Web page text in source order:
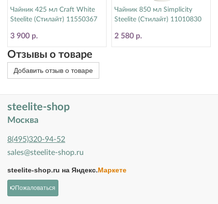
Чайник 425 мл Craft White
Steelite (Стилайт) 11550367
3 900 р.
Чайник 850 мл Simplicity
Steelite (Стилайт) 11010830
2 580 р.
Отзывы о товаре
Добавить отзыв о товаре
steelite-shop
Москва
8(495)320-94-52
sales@steelite-shop.ru
steelite-shop.ru на Яндекс.Маркете
Пожаловаться